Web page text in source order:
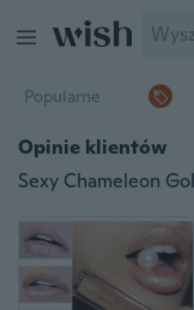
Popularne
Opinie klientów